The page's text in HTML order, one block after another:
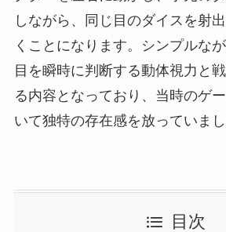
しながら、同じ目のダイスを射
くことになります。シンプルな
目を瞬時に判断する動体視力と
る内容となっており、当時のゲ
いて独特の存在感を放っていまし
目次